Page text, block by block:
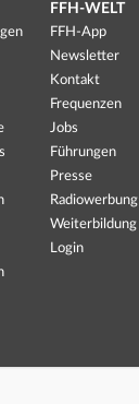
FFH-WELT
FFH-App
Newsletter
Kontakt
Frequenzen
Jobs
Führungen
Presse
Radiowerbung
Weiterbildung
Login